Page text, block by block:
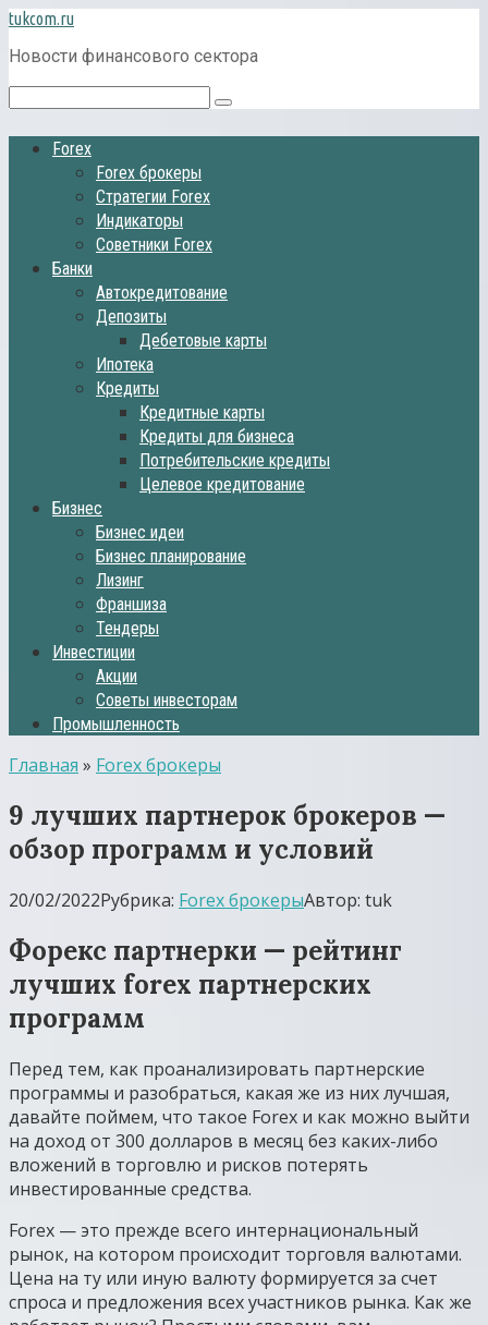
Перейти
к
контенту
tukcom.ru
Новости финансового сектора
Поиск:
Forex
Forex брокеры
Стратегии Forex
Индикаторы
Советники Forex
Банки
Автокредитование
Депозиты
Дебетовые карты
Ипотека
Кредиты
Кредитные карты
Кредиты для бизнеса
Потребительские кредиты
Целевое кредитование
Бизнес
Бизнес идеи
Бизнес планирование
Лизинг
Франшиза
Тендеры
Инвестиции
Акции
Советы инвесторам
Промышленность
Главная » Forex брокеры
9 лучших партнерок брокеров —
обзор программ и условий
20/02/2022Рубрика: Forex брокерыАвтор: tuk
Форекс партнерки — рейтинг
лучших forex партнерских
программ
Перед тем, как проанализировать партнерские
программы и разобраться, какая же из них лучшая,
давайте поймем, что такое Forex и как можно выйти
на доход от 300 долларов в месяц без каких-либо
вложений в торговлю и рисков потерять
инвестированные средства.
Forex — это прежде всего интернациональный
рынок, на котором происходит торговля валютами.
Цена на ту или иную валюту формируется за счет
спроса и предложения всех участников рынка. Как же